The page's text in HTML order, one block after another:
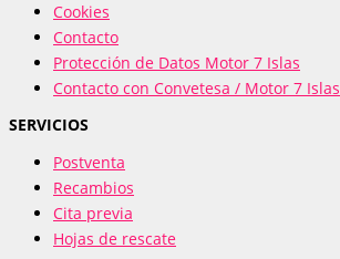
Cookies
Contacto
Protección de Datos Motor 7 Islas
Contacto con Convetesa / Motor 7 Islas
SERVICIOS
Postventa
Recambios
Cita previa
Hojas de rescate